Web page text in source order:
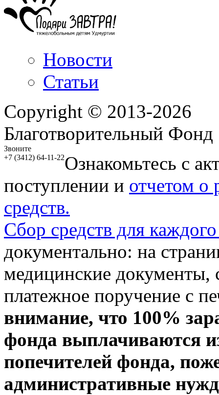
Новости
Статьи
Copyright © 2013-2026
Благотворительный
Звоните
+7 (3412) 64-11-22Ознакомьтесь с
поступлении и отчетом о
средств.
Сбор средств для
документально: на
медицинские документы,
платежное поручение с
внимание, что 100%
фонда выплачиваются
попечителей фонда,
административные